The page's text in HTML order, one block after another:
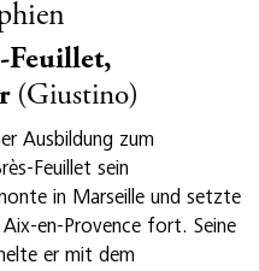
Feuillet,
(Giustino)
Ausbildung zum
Feuillet sein
in Marseille und setzte
Aix-en-Provence fort. Seine
er mit dem